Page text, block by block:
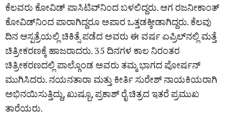
ಕೆಲವರು ಕೋವಿಡ್‌ ಪಾಸಿಟಿವ್‌ನಿಂದ ಬಳಲಿದ್ದರು. ಆಗ ರಜನೀಕಾಂತ್‌
ಕೋವಿಡ್‌ನಿಂದ ಪಾರಾಗಿದ್ದರೂ ಅಪಾರ ಒತ್ತಡಕ್ಕೀಡಾಗಿದ್ದರು. ಕೆಲವು
ದಿನ ಆಸ್ಪತ್ರೆಯಲ್ಲಿ ಚಿಕಿತ್ಸೆ ಪಡೆದ ಅವರು ಈ ವರ್ಷ ಏಪ್ರಿಲ್‌ನಲ್ಲಿ ಮತ್ತೆ
ಚಿತ್ರೀಕರಣಕ್ಕೆ ಹಾಜರಾದರು. 35 ದಿನಗಳ ಕಾಲ ನಿರಂತರ
ಚಿತ್ರೀಕರಣದಲ್ಲಿ ಪಾಲ್ಗೊಂಡ ಅವರು ತಮ್ಮ ಭಾಗದ ಪೋರ್ಷನ್
ಮುಗಿಸಿದರು. ನಯನತಾರಾ ಮತ್ತು ಕೀರ್ತಿ ಸುರೇಶ್ ನಾಯಕಿಯರಾಗಿ
ಅಭಿನಯಿಸುತ್ತಿದ್ದು, ಖುಷ್ಬೂ, ಪ್ರಕಾಶ್ ರೈ ಚಿತ್ರದ ಇತರೆ ಪ್ರಮುಖ
ತಾರೆಯರು.